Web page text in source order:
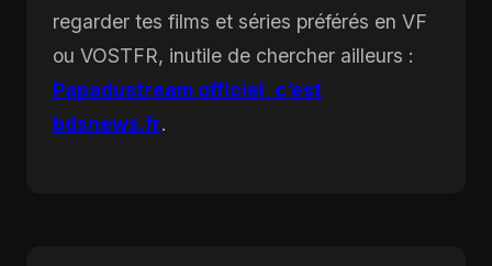
regarder tes films et séries préférés en VF
ou VOSTFR, inutile de chercher ailleurs :
Papadustream officiel, c’est
bdsnews.fr.